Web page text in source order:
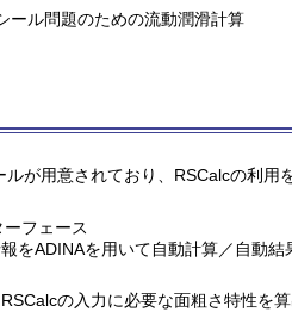
ール問題のための流動潤滑計算
ルが用意されており、RSCalcの利用
フェース
をADINAを用いて自動計算／自動
の入力に必要な面粗さ特性を